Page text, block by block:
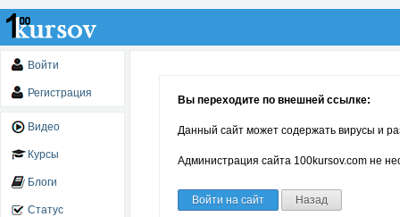
Войти
Регистрация
Видео
Курсы
Блоги
Статус
Вы переходите по внешней ссылке:
Данный сайт может содержать вирусы и
Администрация сайта 100kursov.com не
Войти на сайт Назад